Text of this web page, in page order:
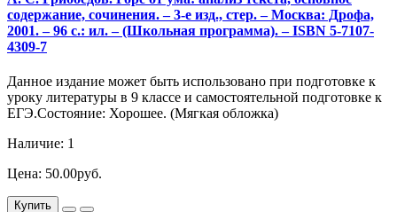
содержание, сочинения. – 3-е изд., стер. – Москва: Дрофа,
2001. – 96 с.: ил. – (Школьная программа). – ISBN 5-7107-
4309-7
Данное издание может быть использовано при подготовке к
уроку литературы в 9 классе и самостоятельной подготовке к
ЕГЭ.Состояние: Хорошее. (Мягкая обложка)
Наличие: 1
Цена: 50.00руб.
Купить